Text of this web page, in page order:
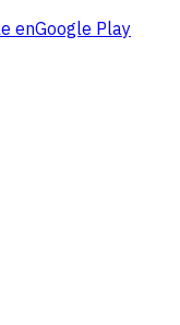
enGoogle Play